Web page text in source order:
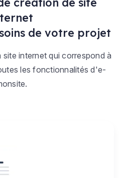
de votre projet
internet qui correspond à
les fonctionnalités d'e-